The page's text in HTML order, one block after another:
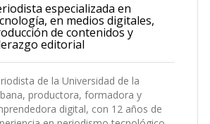
especializada en
en medios digitales,
de contenidos y
editorial
de la Universidad de la
productora, formadora y
digital, con 12 años de